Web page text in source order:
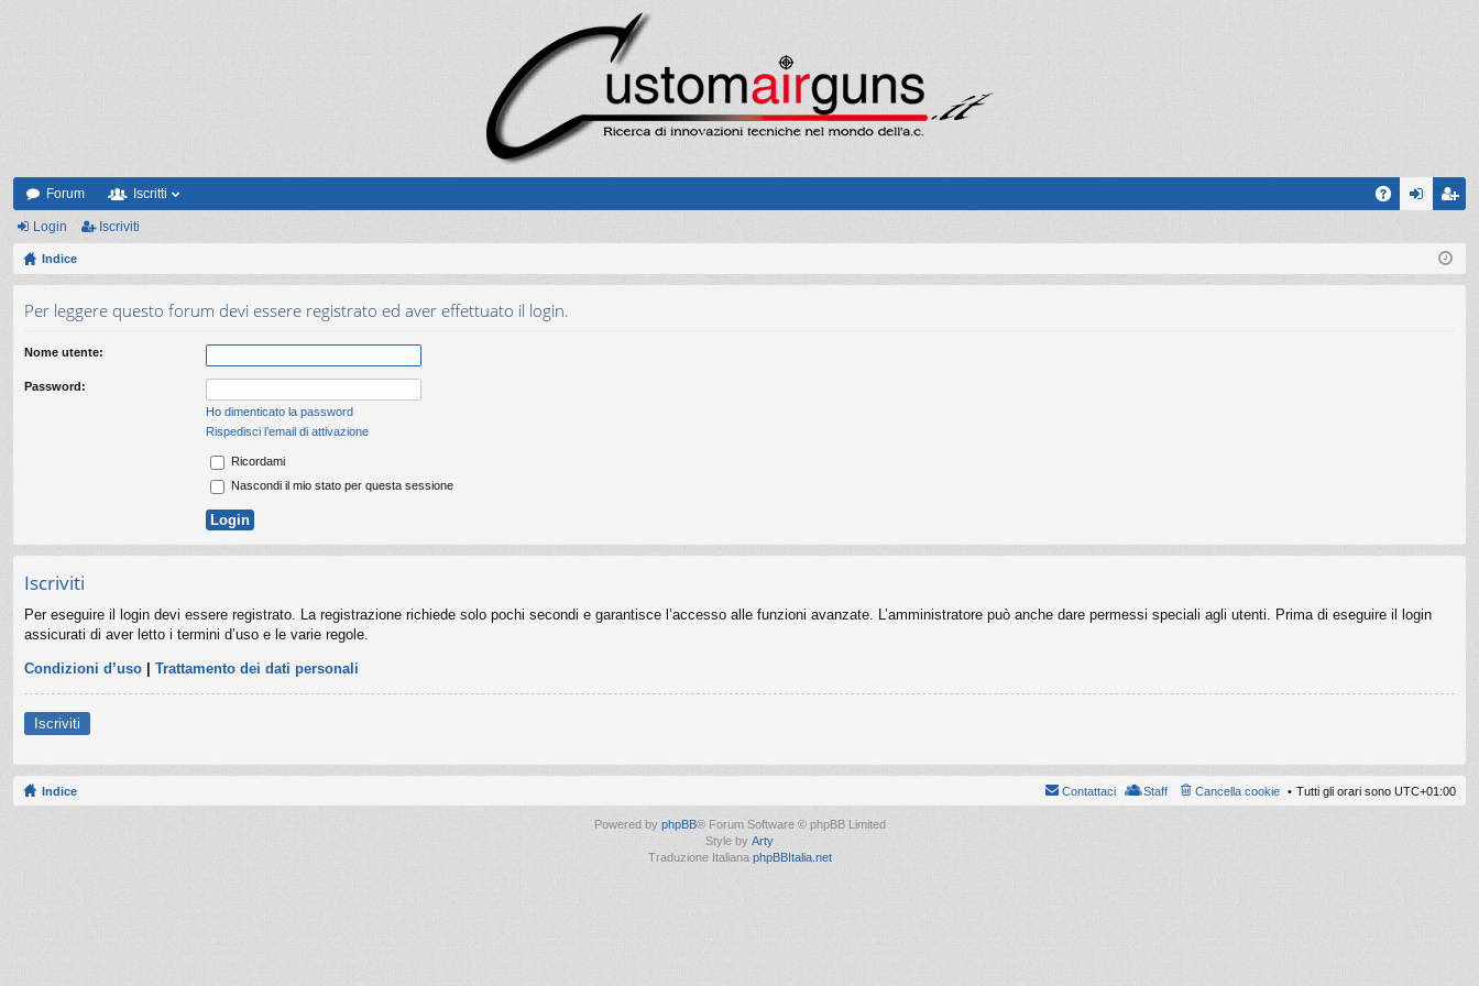
Forum Iscritti
riv
Login Iscriviti
Indice
Per leggere questo forum devi essere registrato ed aver effettuato il login.
Nome utente:
Password:
Ho dimenticato la password
Rispedisci l’email di attivazione
Ricordami
Nascondi il mio stato per questa sessione
Iscriviti
Per eseguire il login devi essere registrato. La registrazione richiede solo pochi secondi e garantisce l’accesso alle funzioni avanzate. L’amministratore può anche dare permessi speciali agli utenti. Prima di eseguire il login
assicurati di aver letto i termini d’uso e le varie regole.
Condizioni d’uso | Trattamento dei dati personali
Iscriviti
Indice Tutti gli orari sono UTC+01:00
Cancella cookie
Staff
Contattaci
Powered by phpBB® Forum Software © phpBB Limited
Style by Arty
Traduzione Italiana phpBBItalia.net